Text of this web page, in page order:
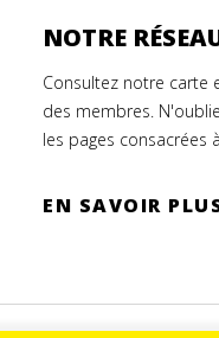
NOTRE
Consultez notre carte
des membres.
les pages consacrées
EN SAVOIR